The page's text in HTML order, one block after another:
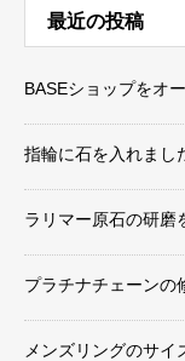
最近の投稿
BASEショップをオ
指輪に石を入れまし
ラリマー原石の研磨
プラチナチェーンの
メンズリングのサイ